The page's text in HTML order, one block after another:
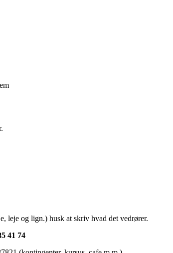
og lign.) husk at skriv hvad det vedrører.
41 74